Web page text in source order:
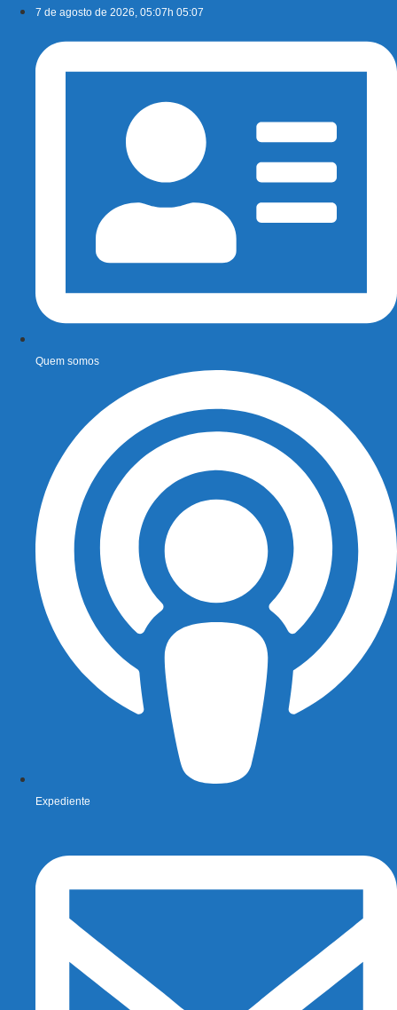
conteúdo
7 de agosto de 2026, 05:07h 05:07
Quem somos
Expediente